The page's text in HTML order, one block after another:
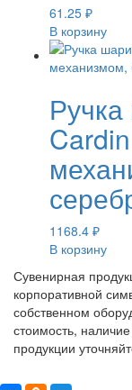
61.25 ₽
В корзину
1168.4 ₽
В корзину
Сувенирная
корпоративной
собственном
стоимость,
продукции